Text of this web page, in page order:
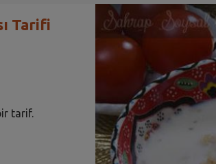
Tarifi
tarif.